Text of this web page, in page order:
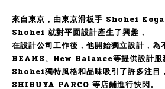
來自東京，由東京滑板手 Shohei
Shohei 就對平面設計產生了興趣，
在設計公司工作後，他開始獨立設計，為
BEAMS、New Balance等提供設計服
Shohei獨特風格和品味吸引了許多注目
SHIBUYA PARCO 等店鋪進行快閃。